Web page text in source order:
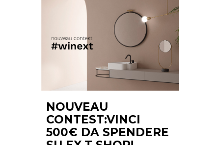
NOUVEAU
CONTEST:VINCI
500€ DA SPENDERE